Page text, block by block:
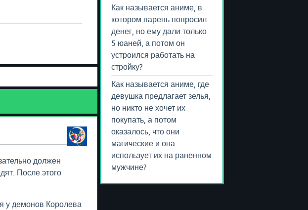
должен
После этого
у демонов Королева
Как называется аниме, в
котором парень попросил
денег, но ему дали только
5 юаней, а потом он
устроился работать на
стройку?
Как называется аниме, где
девушка предлагает зелья,
но никто не хочет их
покупать, а потом
оказалось, что они
магические и она
использует их на раненном
мужчине?